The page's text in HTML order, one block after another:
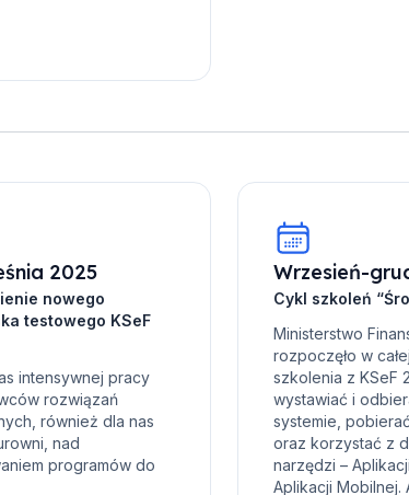
2025
nowego
testowego KSeF
intensywnej pracy
rozwiązań
również dla nas
nad
programów do
Wrzesień-
Cykl szkoleń
Ministerstwo
rozpoczęło w
szkolenia z KSeF
wystawiać i
systemie,
oraz korzystać z
narzędzi –
Aplikacji Mobilnej.